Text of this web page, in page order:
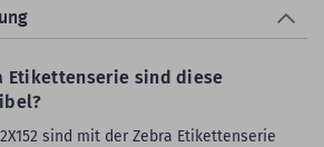
Etikettenserie sind diese
sind mit der Zebra Etikettenserie